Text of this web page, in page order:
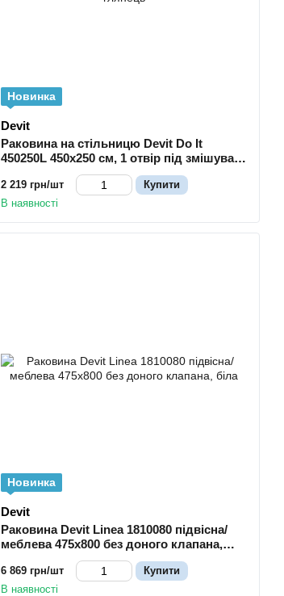
Новинка
Devit
Раковина на стільницю Devit Do It
450250L 450х250 см, 1 отвір під змішувач
зліва, білий глянець
2 219 грн/шт
Купити
В наявності
Новинка
Devit
Раковина Devit Linea 1810080 підвісна/
меблева 475х800 без доного клапана,
6 869 грн/шт
Купити
В наявності